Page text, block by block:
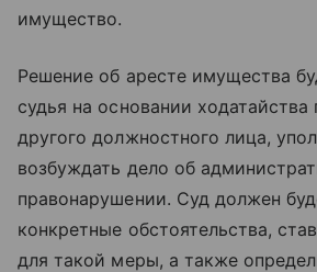
имущество.
Решение об аресте имущества
судья на основании
другого должностного лица,
возбуждать дело об
правонарушении. Суд должен
конкретные обстоятельства,
для такой меры, а также